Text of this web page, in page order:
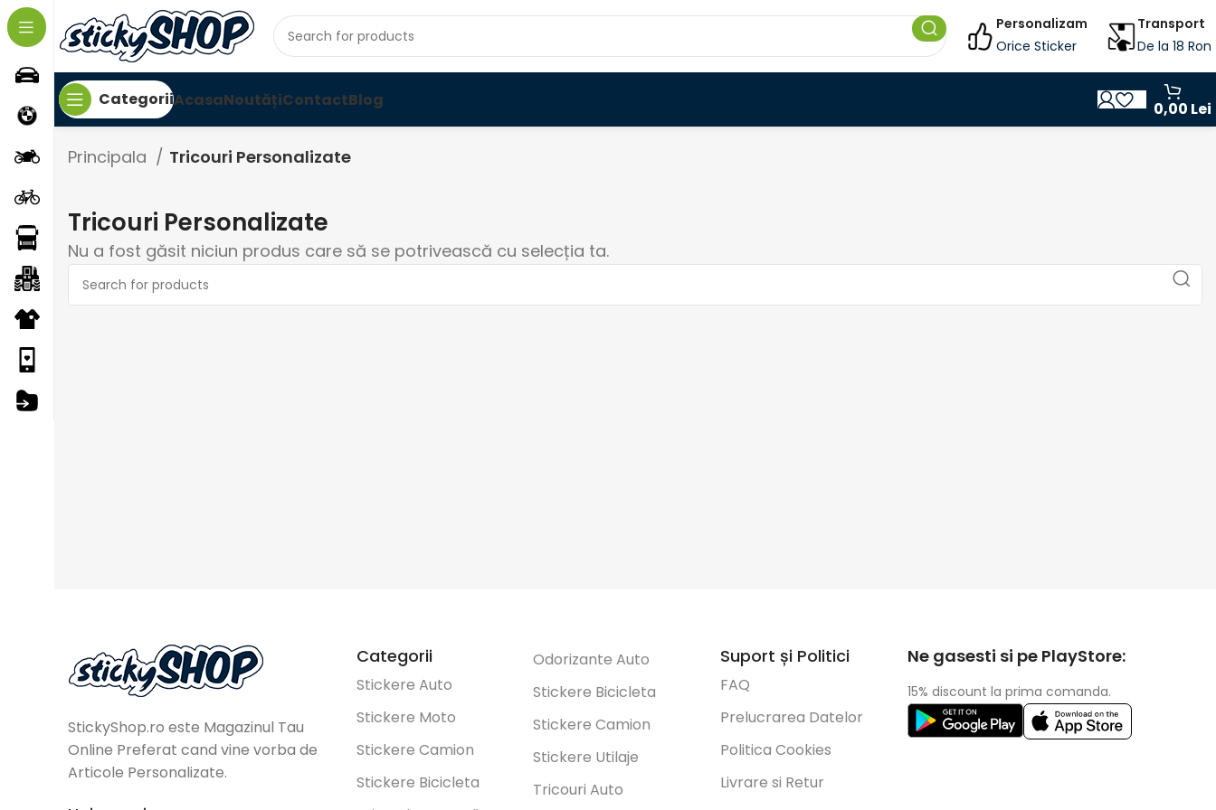
Personalizam
Orice Sticker
Transport
De la 18 Ron
CategoriiAcasaNoutățiContactBlog 0,00 Lei
Principala Tricouri Personalizate
Tricouri Personalizate
Nu a fost găsit niciun produs care să se potrivească cu selecția ta.
StickyShop.ro este Magazinul Tau
Online Preferat cand vine vorba de
Articole Personalizate.
Categorii
Stickere Auto
Stickere Moto
Stickere Camion
Stickere Bicicleta
Odorizante Auto
Stickere Bicicleta
Stickere Camion
Stickere Utilaje
Tricouri Auto
Suport și Politici
FAQ
Prelucrarea Datelor
Politica Cookies
Livrare si Retur
Ne gasesti si pe PlayStore:
15% discount la prima comanda.